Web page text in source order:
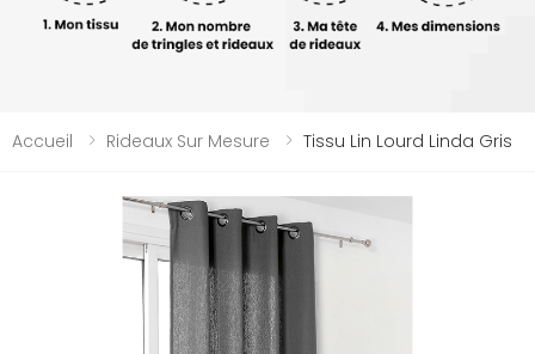
Accueil Rideaux Sur Mesure Tissu Lin Lourd Linda Gris